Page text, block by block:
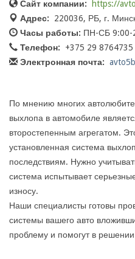
Сайт компании:
https://
Адрес:
220036, РБ, г.
Часы работы: ПН-СБ 9:00-
Телефон:
+375 29 8764735
Электронная почта:
По мнению многих
выхлопа в автомобиле
второстепенным агрегатом.
установленная система
последствиям. Нужно
система испытывает
износу.
Наши специалисты готовы
системы вашего авто
проблему и помогут в